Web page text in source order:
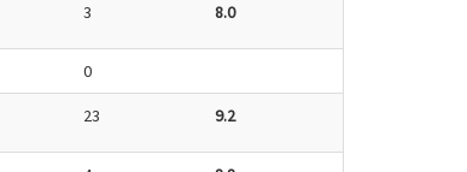
3 8.0
0
23 9.2